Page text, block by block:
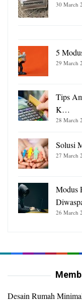
30 March
5
29 March
Tips
K…
28 March
Solusi
27 March
Modus
26 March
Desain Rumah